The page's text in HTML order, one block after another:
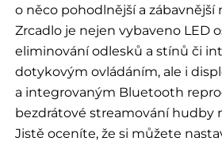
o něco pohodlnější a zábavnější
Zrcadlo je nejen vybaveno LED
eliminování odlesků a stínů či
dotykovým ovládáním, ale i
a integrovaným Bluetooth
bezdrátové streamování hudby
Jistě oceníte, že si můžete